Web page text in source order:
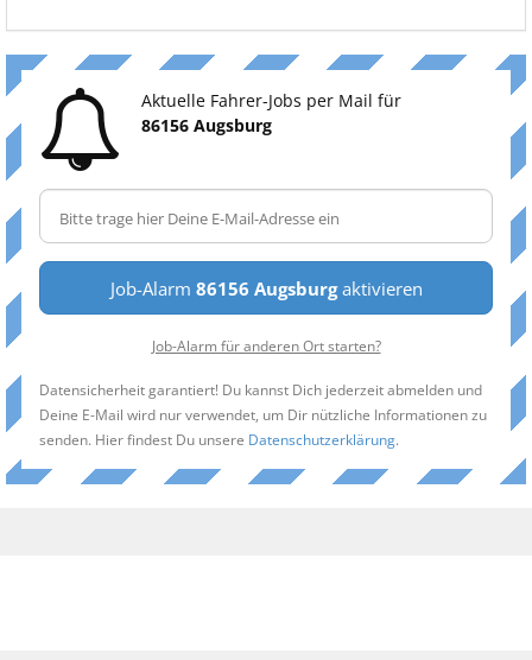
Aktuelle Fahrer-Jobs per Mail für
86156 Augsburg
Job-Alarm 86156 Augsburgaktivieren
Job-Alarm für anderen Ort starten?
Datensicherheit garantiert! Du kannst Dich jederzeit abmelden und
Deine E-Mail wird nur verwendet, um Dir nützliche Informationen zu
senden. Hier findest Du unsere Datenschutzerklärung.